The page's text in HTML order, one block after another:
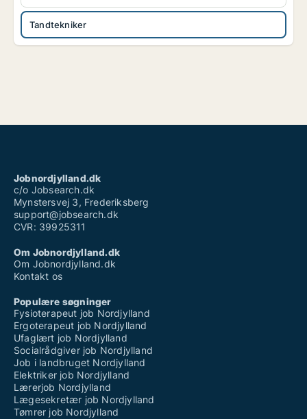
Tandtekniker
Jobnordjylland.dk
c/o Jobsearch.dk
Mynstersvej 3, Frederiksberg
support@jobsearch.dk
CVR: 39925311
Om Jobnordjylland.dk
Om Jobnordjylland.dk
Kontakt os
Populære søgninger
Fysioterapeut job Nordjylland
Ergoterapeut job Nordjylland
Ufaglært job Nordjylland
Socialrådgiver job Nordjylland
Job i landbruget Nordjylland
Elektriker job Nordjylland
Lærerjob Nordjylland
Lægesekretær job Nordjylland
Tømrer job Nordjylland